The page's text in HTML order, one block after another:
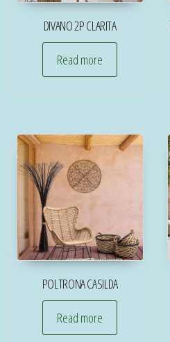
DIVANO 2P CLARITA
Read more
POLTRONA CASILDA
Read more